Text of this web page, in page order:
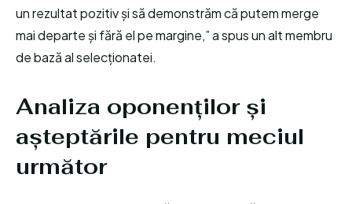
un rezultat pozitiv și să demonstrăm că putem merge
mai departe și fără el pe margine,” a spus un alt membru
de bază al selecționatei.
Analiza oponenților și
așteptările pentru meciul
următor